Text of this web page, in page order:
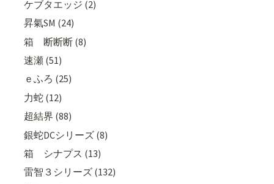
ケブタエッジ (2)
昇氣SM (24)
箱 断断断 (8)
速瀬 (51)
ｅふろ (25)
力蛇 (12)
超結界 (88)
銀蛇DCシリーズ (8)
箱 シナプス (13)
雷智３シリーズ (132)